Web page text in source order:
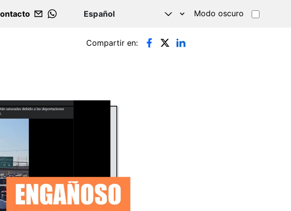
WHATSAPP
Modo oscuro
Compartir en: